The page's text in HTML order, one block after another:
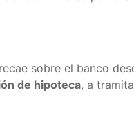
sobre el banco
de hipoteca, a